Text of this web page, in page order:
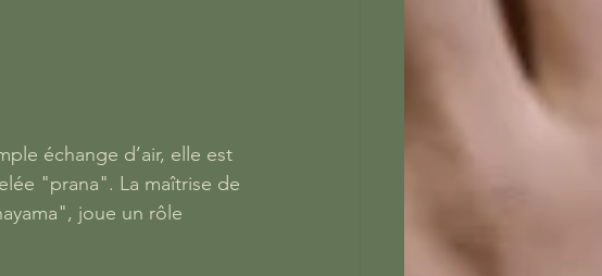
échange d’air, elle est
"prana". La maîtrise de
joue un rôle